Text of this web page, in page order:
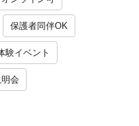
保護者同伴OK
験イベント
会